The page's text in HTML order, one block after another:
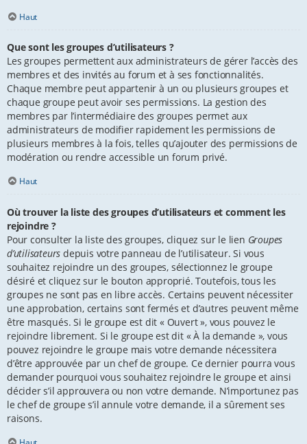
Haut
Que sont les groupes d’utilisateurs ?
Les groupes permettent aux administrateurs de gérer l’accès des
membres et des invités au forum et à ses fonctionnalités.
Chaque membre peut appartenir à un ou plusieurs groupes et
chaque groupe peut avoir ses permissions. La gestion des
membres par l’intermédiaire des groupes permet aux
administrateurs de modifier rapidement les permissions de
plusieurs membres à la fois, telles qu’ajouter des permissions de
modération ou rendre accessible un forum privé.
Haut
Où trouver la liste des groupes d’utilisateurs et comment les
rejoindre ?
Pour consulter la liste des groupes, cliquez sur le lien Groupes
d’utilisateurs depuis votre panneau de l’utilisateur. Si vous
souhaitez rejoindre un des groupes, sélectionnez le groupe
désiré et cliquez sur le bouton approprié. Toutefois, tous les
groupes ne sont pas en libre accès. Certains peuvent nécessiter
une approbation, certains sont fermés et d’autres peuvent même
être masqués. Si le groupe est dit « Ouvert », vous pouvez le
rejoindre librement. Si le groupe est dit « À la demande », vous
pouvez rejoindre le groupe mais votre demande nécessitera
d’être approuvée par un chef de groupe. Ce dernier pourra vous
demander pourquoi vous souhaitez rejoindre le groupe et ainsi
décider s’il approuvera ou non votre demande. N’importunez pas
le chef de groupe s’il annule votre demande, il a sûrement ses
raisons.